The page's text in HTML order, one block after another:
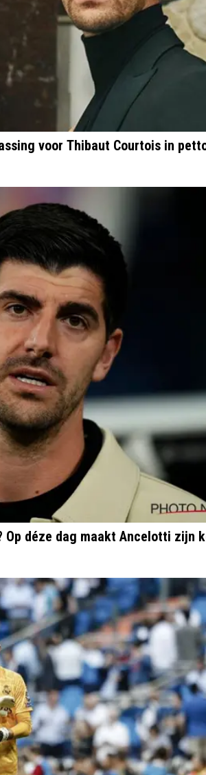
voor Thibaut Courtois in
Op déze dag maakt Ancelotti zijn